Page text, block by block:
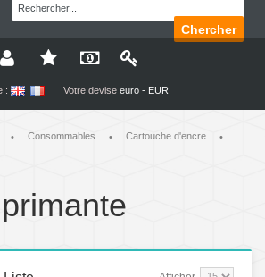
Chercher
: Votre devise euro - EUR
• Consommables • Cartouche d'encre
•